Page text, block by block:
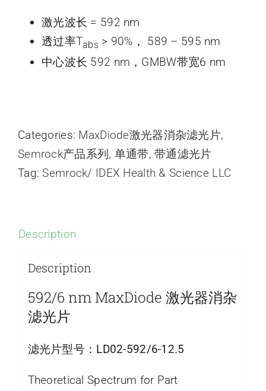
激光波长 = 592 nm
透过率Tabs > 90%， 589 – 595 nm
中心波长 592 nm，GMBW带宽6 nm
Categories: MaxDiode激光器消杂滤光片,
Semrock产品系列 , 单通带,带通滤光片
Tag:Semrock/ IDEX Health & Science LLC
Description
Description
592/6 nm MaxDiode 激光器消杂
滤光片
滤光片型号： LD02-592/6-12.5
Theoretical Spectrum for Part